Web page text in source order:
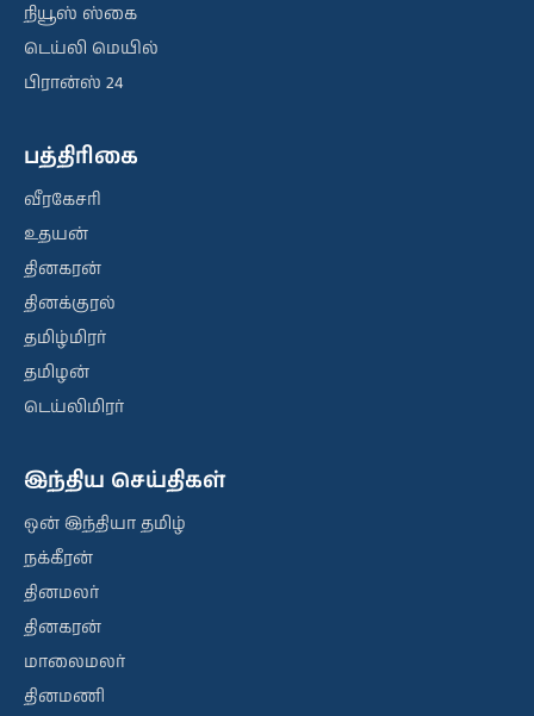
நியூஸ் ஸ்கை
டெய்லி மெயில்
பிரான்ஸ் 24
பத்திரிகை
வீரகேசரி
உதயன்
தினகரன்
தினக்குரல்
தமிழ்மிரர்
தமிழன்
டெய்லிமிரர்
இந்திய செய்திகள்
ஒன் இந்தியா தமிழ்
நக்கீரன்
தினமலர்
தினகரன்
மாலைமலர்
தினமணி